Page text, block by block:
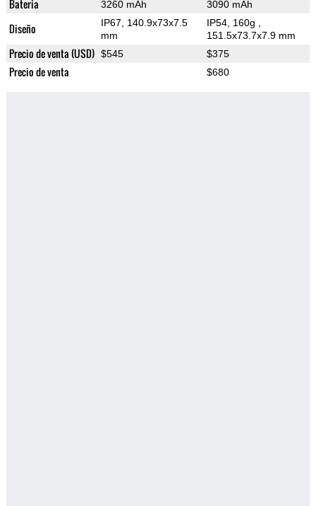
Bateria 3260 mAh 3090 mAh
Diseño
IP67, 140.9x73x7.5
mm
IP54, 160g
151.5x73.7x7.9 mm
Precio de venta (USD) $545 $375
Precio de venta $680